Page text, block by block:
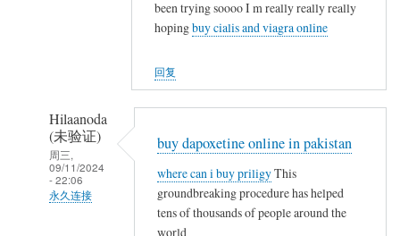
证)
回
复
农
been trying soooo I m really really really
hopingbuy cialis and viagra online
回复
Hilaanoda
(未验证)
周三,
09/11/2024
- 22:06
永久连接
buy dapoxetine online in pakistan
where can i buy priligyThis
groundbreaking procedure has helped
tens of thousands of people around the
world